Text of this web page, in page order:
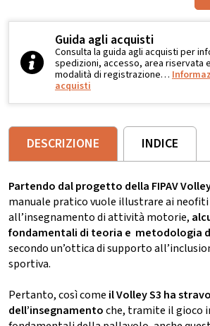
Guida agli acquisti
Consulta la guida agli acquisti per
spedizioni, accesso, area riservata
modalità di registrazione…
acquisti
DESCRIZIONE INDICE
Partendo dal progetto della FIPAV
manuale pratico vuole illustrare ai neofiti
all’insegnamento di attività motorie,
fondamentali di teoria e metodologia
secondo un’ottica di supporto
sportiva.
Pertanto, così come il Volley S3 ha
dell’insegnamentoche, tramite il gioco